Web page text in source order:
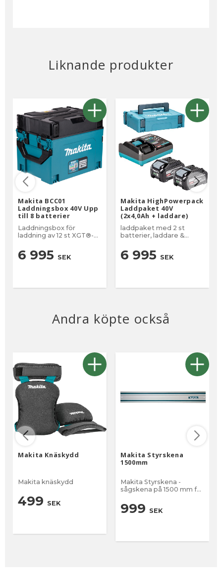
Liknande produkter
Makita BCC01
Laddningsbox 40V Upp
till 8 batterier
Laddningsbox för
laddning av 12 st XGT®-
6 995 SEK
Makita HighPowerpack
Laddpaket 40V
(2x4,0Ah + laddare)
laddpaket med 2 st
batterier, laddare &
6 995 SEK
Andra köpte också
Makita Knäskydd
Makita knäskydd
499 SEK
Makita Styrskena
1500mm
Makita Styrskena -
sågskena på 1500 mm för
999 SEK